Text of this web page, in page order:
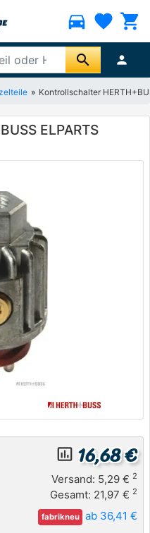
directions_car favorite shopping_cart
search person
Kontrollschalter
ELPARTS
insert_chart_outlined 16,68 €
Versand: 5,29 € 2
Gesamt: 21,97 € 2
fabrikneu ab 36,41 €